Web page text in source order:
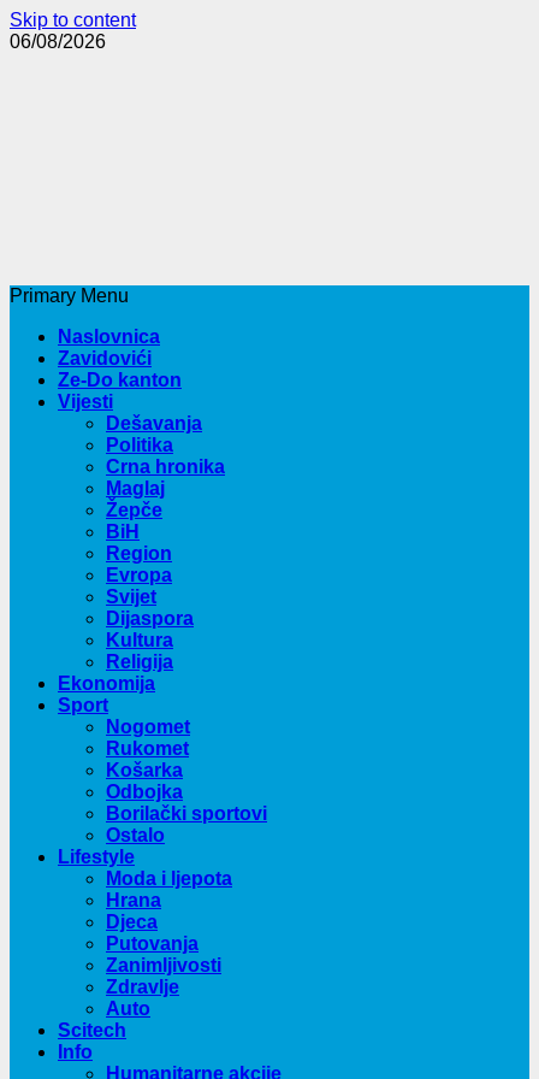
Skip to content
06/08/2026
Primary Menu
Naslovnica
Zavidovići
Ze-Do kanton
Vijesti
Dešavanja
Politika
Crna hronika
Maglaj
Žepče
BiH
Region
Evropa
Svijet
Dijaspora
Kultura
Religija
Ekonomija
Sport
Nogomet
Rukomet
Košarka
Odbojka
Borilački sportovi
Ostalo
Lifestyle
Moda i ljepota
Hrana
Djeca
Putovanja
Zanimljivosti
Zdravlje
Auto
Scitech
Info
Humanitarne akcije